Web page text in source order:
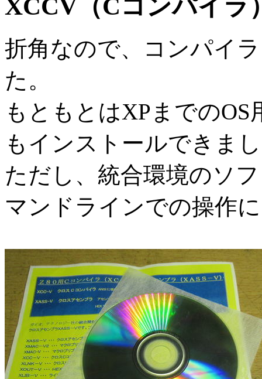
XCCV（Cコンパイラ
折角なので、コンパイ
た。
もともとはXPまでの
もインストールできま
ただし、統合環境のソ
マンドラインでの操作